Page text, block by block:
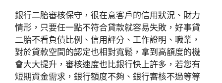
銀行二胎審核保守，很在意客戶的信用狀況、財力
情形，只要任一點不符合貸款就容易失敗，好事貸
二胎不看負債比例、信用評分、工作證明、職業，
對於貸款空間的認定也相對寬鬆，拿到高額度的機
會大大提升，審核速度也比銀行快上許多，若您有
短期資金需求，銀行額度不夠、銀行審核不過等等